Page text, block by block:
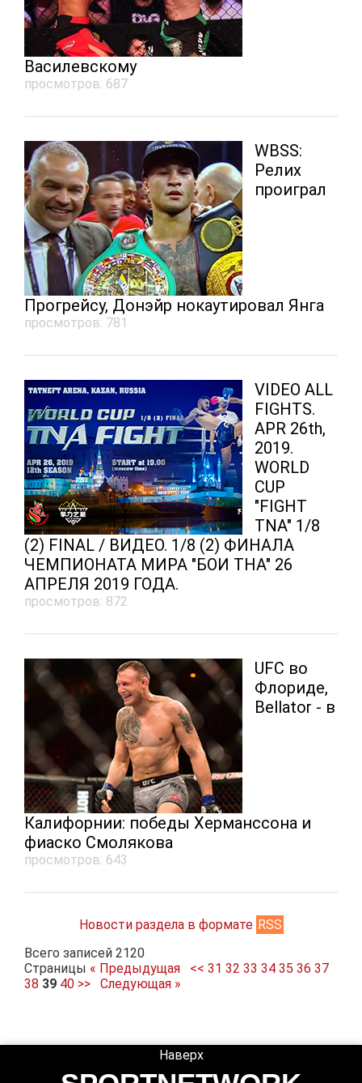
Василевскому
просмотров: 687
WBSS:
Релих
проиграл
Прогрейсу, Донэйр нокаутировал Янга
просмотров: 781
VIDEO ALL
FIGHTS.
APR 26th,
2019.
WORLD
CUP
"FIGHT
TNA" 1/8
(2) FINAL / ВИДЕО. 1/8 (2) ФИНАЛА
ЧЕМПИОНАТА МИРА "БОИ ТНА" 26
АПРЕЛЯ 2019 ГОДА.
просмотров: 872
UFC во
Флориде,
Bellator - в
Калифорнии: победы Херманссона и
фиаско Смолякова
просмотров: 643
Новости раздела в формате RSS
Всего записей 2120
Страницы « Предыдущая << 31 32 33 34 35 36 37
38 39 40 >> Следующая »
Наверх